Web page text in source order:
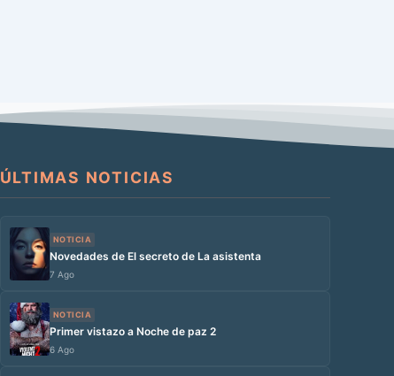
ÚLTIMAS NOTICIAS
NOTICIA
Novedades de El secreto de La asistenta
7 Ago
NOTICIA
Primer vistazo a Noche de paz 2
6 Ago